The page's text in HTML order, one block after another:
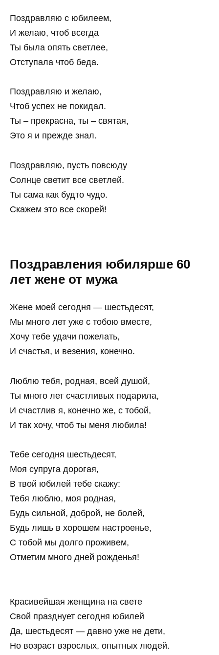
Поздравляю с юбилеем,
И желаю, чтоб всегда
Ты была опять светлее,
Отступала чтоб беда.
Поздравляю и желаю,
Чтоб успех не покидал.
Ты – прекрасна, ты – святая,
Это я и прежде знал.
Поздравляю, пусть повсюду
Солнце светит все светлей.
Ты сама как будто чудо.
Скажем это все скорей!
Поздравления юбилярше 60
лет жене от мужа
Жене моей сегодня — шестьдесят,
Мы много лет уже с тобою вместе,
Хочу тебе удачи пожелать,
И счастья, и везения, конечно.
Люблю тебя, родная, всей душой,
Ты много лет счастливых подарила,
И счастлив я, конечно же, с тобой,
И так хочу, чтоб ты меня любила!
Тебе сегодня шестьдесят,
Моя супруга дорогая,
В твой юбилей тебе скажу:
Тебя люблю, моя родная,
Будь сильной, доброй, не болей,
Будь лишь в хорошем настроенье,
С тобой мы долго проживем,
Отметим много дней рожденья!
Красивейшая женщина на свете
Свой празднует сегодня юбилей
Да, шестьдесят — давно уже не дети,
Но возраст взрослых, опытных людей.